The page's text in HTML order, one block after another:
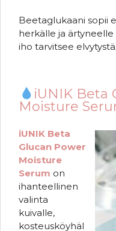
Beetaglukaani sopii
herkälle ja ärtyneelle
iho tarvitsee
iUNIK Beta
Moisture
iUNIK Beta
Glucan Power
Moisture
Serum on
ihanteellinen
valinta
kuivalle,
kosteusköyhäl